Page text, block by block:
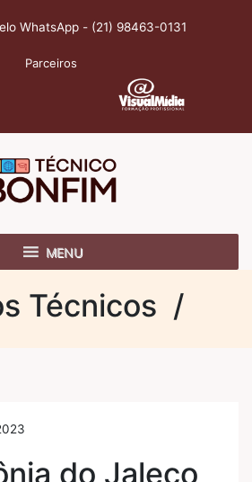
WhatsApp - (21) 98463-0131
Parceiros
MENU
Técnicos /
do Jaleco